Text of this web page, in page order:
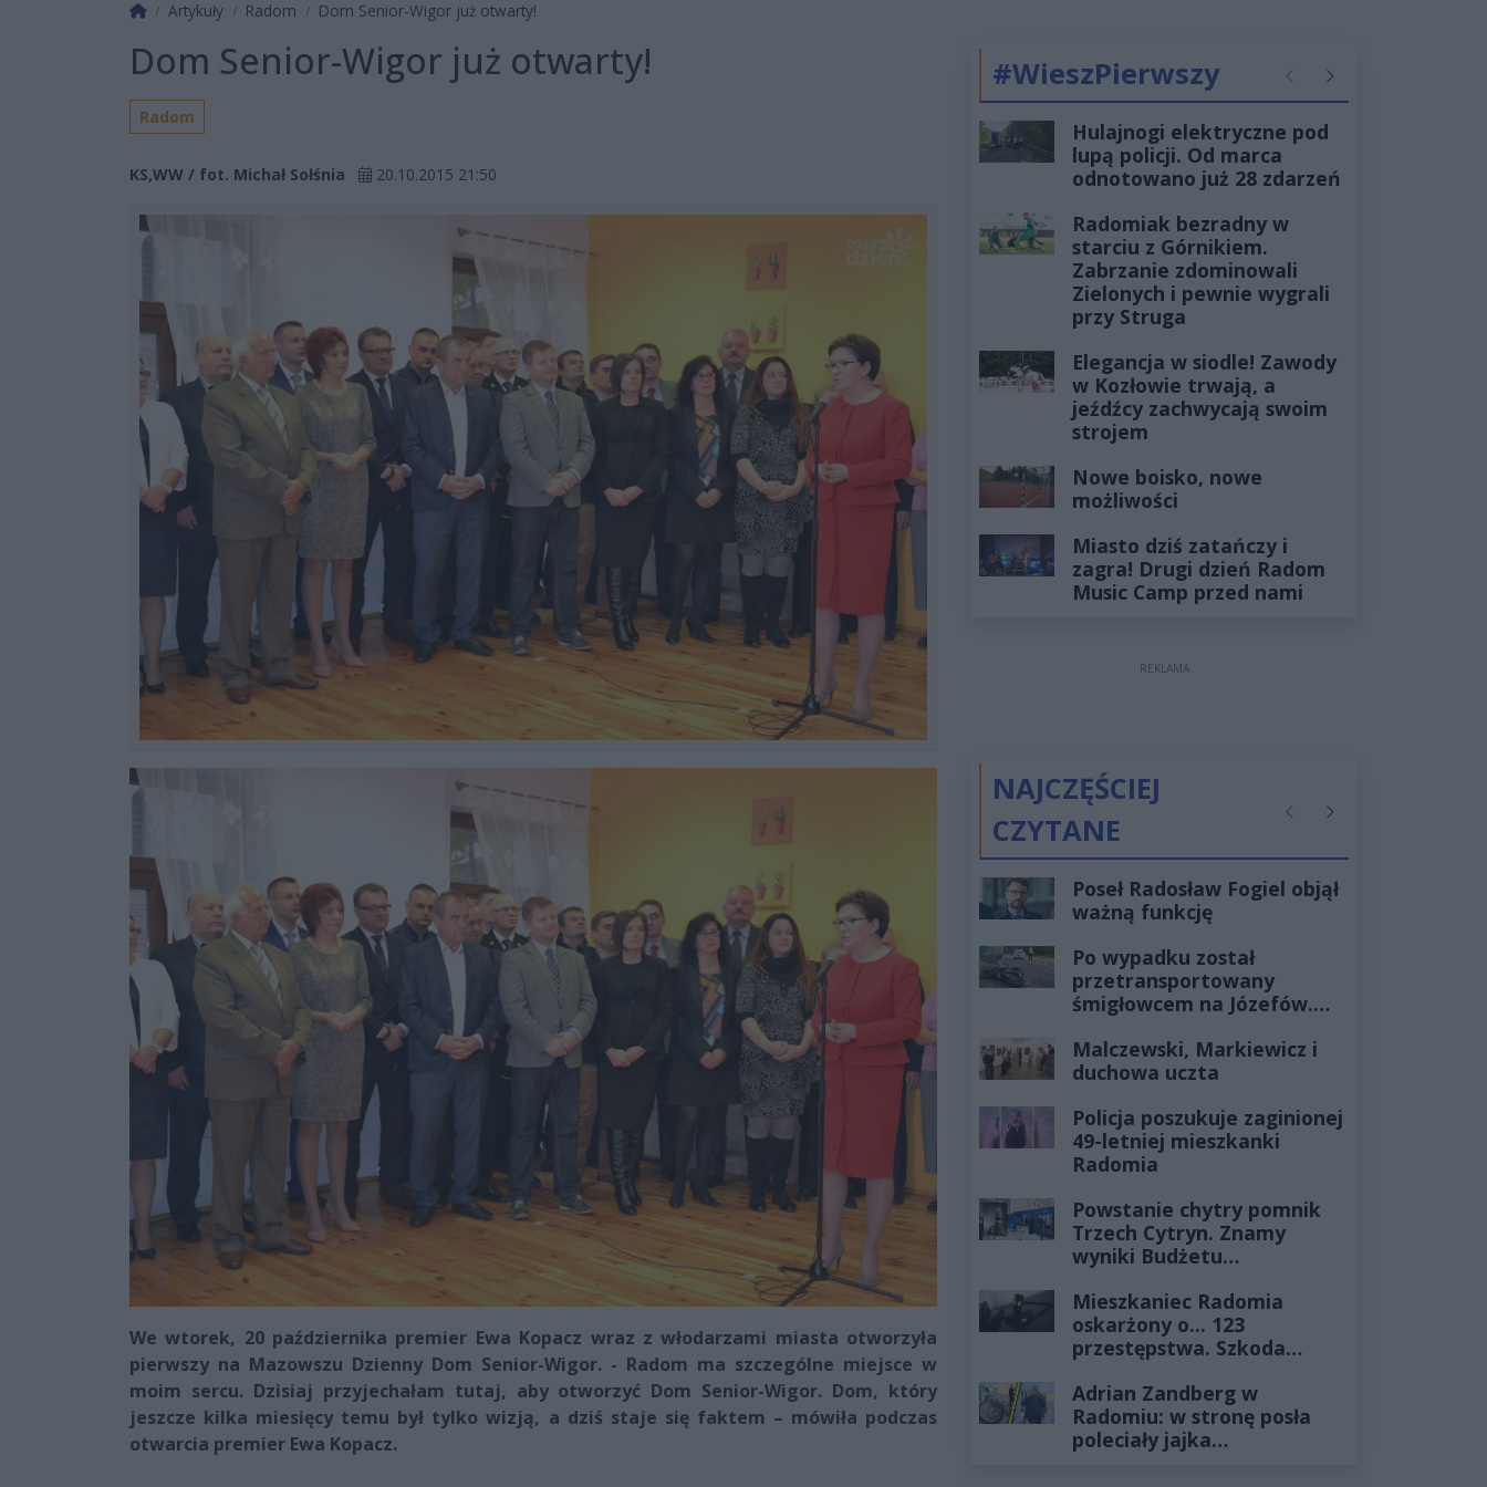
Strona główna
Artykuły Radom Dom Senior-Wigor już otwarty!
Dom Senior-Wigor już otwarty!
Radom
KS,WW / fot. Michał Sołśnia 20.10.2015 21:50
We wtorek, 20 października premier Ewa Kopacz wraz z włodarzami miasta otworzyła
pierwszy na Mazowszu Dzienny Dom Senior-Wigor. - Radom ma szczególne miejsce w
moim sercu. Dzisiaj przyjechałam tutaj, aby otworzyć Dom Senior-Wigor. Dom, który
jeszcze kilka miesięcy temu był tylko wizją, a dziś staje się faktem – mówiła podczas
otwarcia premier Ewa Kopacz.
#WieszPierwszy PoprzednieNastępne
Hulajnogi elektryczne pod
lupą policji. Od marca
odnotowano już 28 zdarzeń
Radomiak bezradny w
starciu z Górnikiem.
Zabrzanie zdominowali
Zielonych i pewnie wygrali
przy Struga
Elegancja w siodle! Zawody
w Kozłowie trwają, a
jeźdźcy zachwycają swoim
strojem
Nowe boisko, nowe
możliwości
Miasto dziś zatańczy i
zagra! Drugi dzień Radom
Music Camp przed nami
REKLAMA
NAJCZĘŚCIEJ
CZYTANE
PoprzednieNastępne
Poseł Radosław Fogiel objął
ważną funkcję
Po wypadku został
przetransportowany
śmigłowcem na Józefów.
żyłach
Malczewski, Markiewicz i
duchowa uczta
Policja poszukuje zaginionej
49-letniej mieszkanki
Radomia
Powstanie chytry pomnik
Trzech Cytryn. Znamy
wyniki Budżetu
Mieszkaniec Radomia
oskarżony o... 123
przestępstwa. Szkoda
złotych
Adrian Zandberg w
Radomiu: w stronę posła
poleciały jajka…